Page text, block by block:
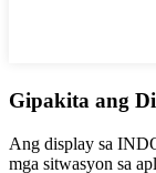
Gipakita ang
Ang display sa
mga sitwasyon sa